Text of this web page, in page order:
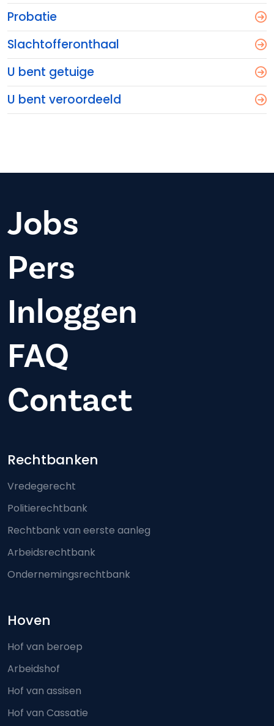
Probatie
Slachtofferonthaal
U bent getuige
U bent veroordeeld
Jobs
Pers
Inloggen
FAQ
Contact
Footer-menu
Rechtbanken
Vredegerecht
Politierechtbank
Rechtbank van eerste aanleg
Arbeidsrechtbank
Ondernemingsrechtbank
Hoven
Hof van beroep
Arbeidshof
Hof van assisen
Hof van Cassatie